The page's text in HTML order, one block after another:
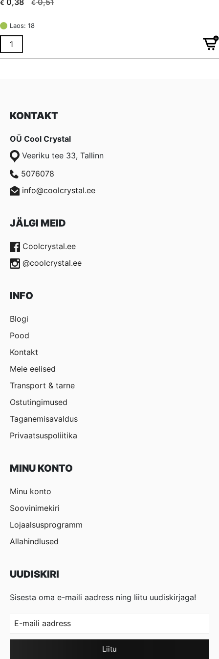
€
Algne
oli:
€ 0,51.
€ 0,38
Current
is:
€ 0,38.
Laos: 18
KONTAKT
OÜ Cool Crystal
Veeriku tee 33, Tallinn
5076078
info@coolcrystal.ee
JÄLGI MEID
Coolcrystal.ee
@coolcrystal.ee
INFO
Blogi
Pood
Kontakt
Meie eelised
Transport & tarne
Ostutingimused
Taganemisavaldus
Privaatsuspoliitika
MINU KONTO
Minu konto
Soovinimekiri
Lojaalsusprogramm
Allahindlused
UUDISKIRI
Sisesta oma e-maili aadress ning liitu uudiskirjaga!